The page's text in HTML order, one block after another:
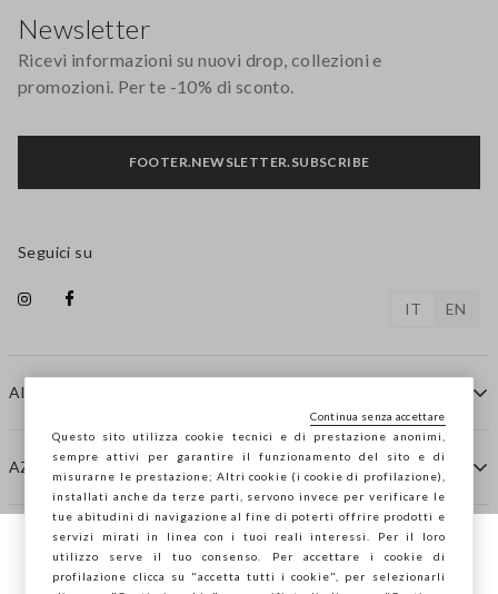
AIUTO
AZIENDA
CONTATTI
Newsletter
Ricevi informazioni su nuovi drop, collezioni e
promozioni. Per te -10% di sconto.
FOOTER.NEWSLETTER.SUBSCRIBE
Seguici su
IT EN
Stai navigando su STEFANEL Italia, vuoi
Questo sito utilizza cookie tecnici e di prestazione anonimi,
sempre attivi per garantire il funzionamento del sito e di
misurarne le prestazione; Altri cookie (i cookie di profilazione),
installati anche da terze parti, servono invece per verificare le
tue abitudini di navigazione al fine di poterti offrire prodotti e
servizi mirati in linea con i tuoi reali interessi. Per il loro
utilizzo serve il tuo consenso. Per accettare i cookie di
profilazione clicca su "accetta tutti i cookie", per selezionarli
Continua senza accettare